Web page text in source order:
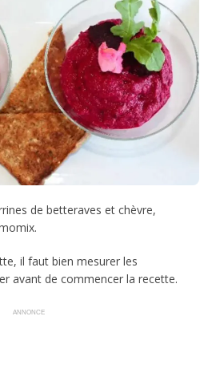
de betteraves et chèvre,
il faut bien mesurer les
avant de commencer la recette.
ANNONCE